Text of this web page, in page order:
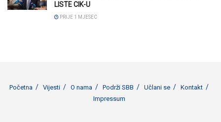
LISTE CIK-U
PRIJE 1 MJESEC
Početna Vijesti O nama Podrži SBB Učlani se
Kontakt
Impressum